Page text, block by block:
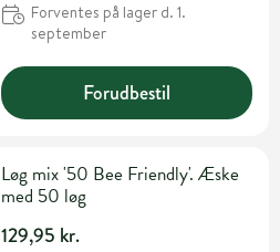
Forventes på lager d. 1.
september
Forudbestil
Løg mix '50 Bee Friendly'. Æske
med 50 løg
129,95 kr.